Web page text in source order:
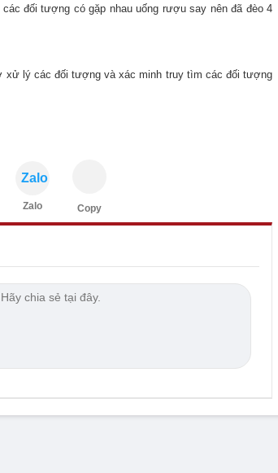
đối tượng có gặp nhau uống rượu say nên đã đèo 4
xử lý các đối tượng và xác minh truy tìm các đối tượng
Zalo
Zalo Copy